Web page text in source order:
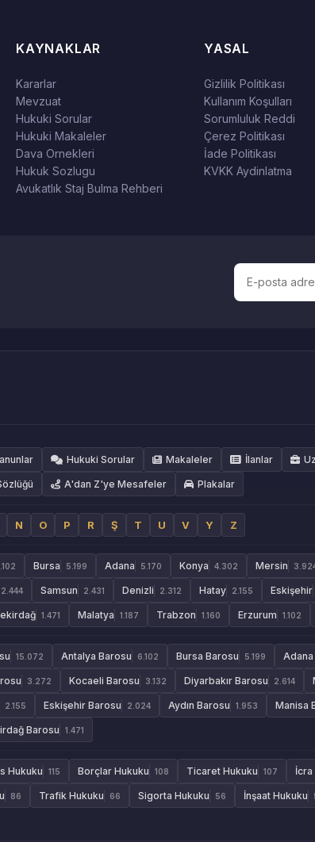
KAYNAKLAR
Kararlar
Mevzuat
Hukuki Sorular
Hukuki Makaleler
Dava Ornekleri
Hukuk Sozlugu
Avukatlık Staj Bulma Rehberi
YASAL
Gizlilik Politikası
Kullanım Koşulları
Sorumluluk Reddi
Çerez Politikası
İade Politikası
KVKK Aydinlatma
Hukuki Sorular Makaleler İlanlar
A'dan Z'ye Mesafeler Plakalar
N O P R Ş T U V Y Z
Bursa 5.199 Adana 5.170 Konya 4.302 Mersin
2.444 Samsun 2.431 Denizli 2.312 Hatay 2.155 Eskişehir
1.471 Malatya 1.187 Trabzon 1.160 Erzurum 1.102
15.072 Antalya Barosu 6.102 Bursa Barosu 5.199
3.272 Kocaeli Barosu 3.132 Diyarbakır Barosu 2.614
2.155 Eskişehir Barosu 2.024 Aydın Barosu 1.953 Manisa
Barosu 1.471
Hukuku 115 Borçlar Hukuku 108 Ticaret Hukuku 107 İcra
86 Trafik Hukuku 66 Sigorta Hukuku 56 İnşaat Hukuku